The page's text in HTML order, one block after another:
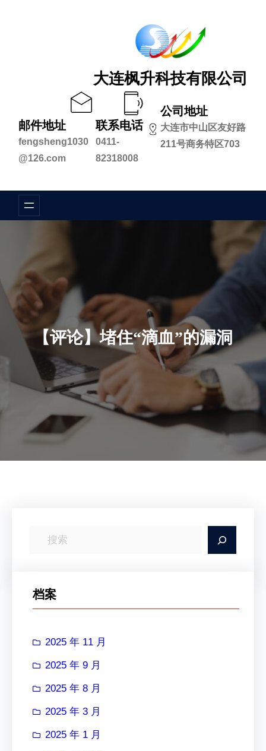
大连枫升科技有限公司
邮件地址
fengsheng1030
@126.com
联系电话
0411-
82318008
公司地址
大连市中山区友好路
211号商务特区703
【评论】堵住“滴血”的漏洞
档案
2025 年 11 月
2025 年 9 月
2025 年 8 月
2025 年 3 月
2025 年 1 月